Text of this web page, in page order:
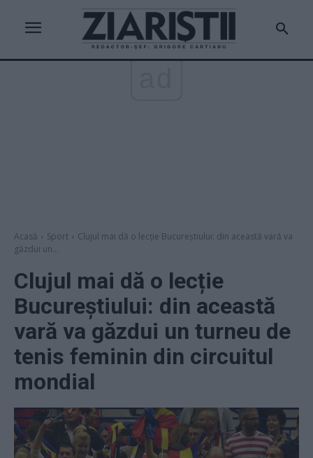
Acasă Sport
Clujul mai dă o lecție Bucureștiului: din această vară va
găzdui un...
Clujul mai dă o lecție
Bucureștiului: din această
vară va găzdui un turneu de
tenis feminin din circuitul
mondial